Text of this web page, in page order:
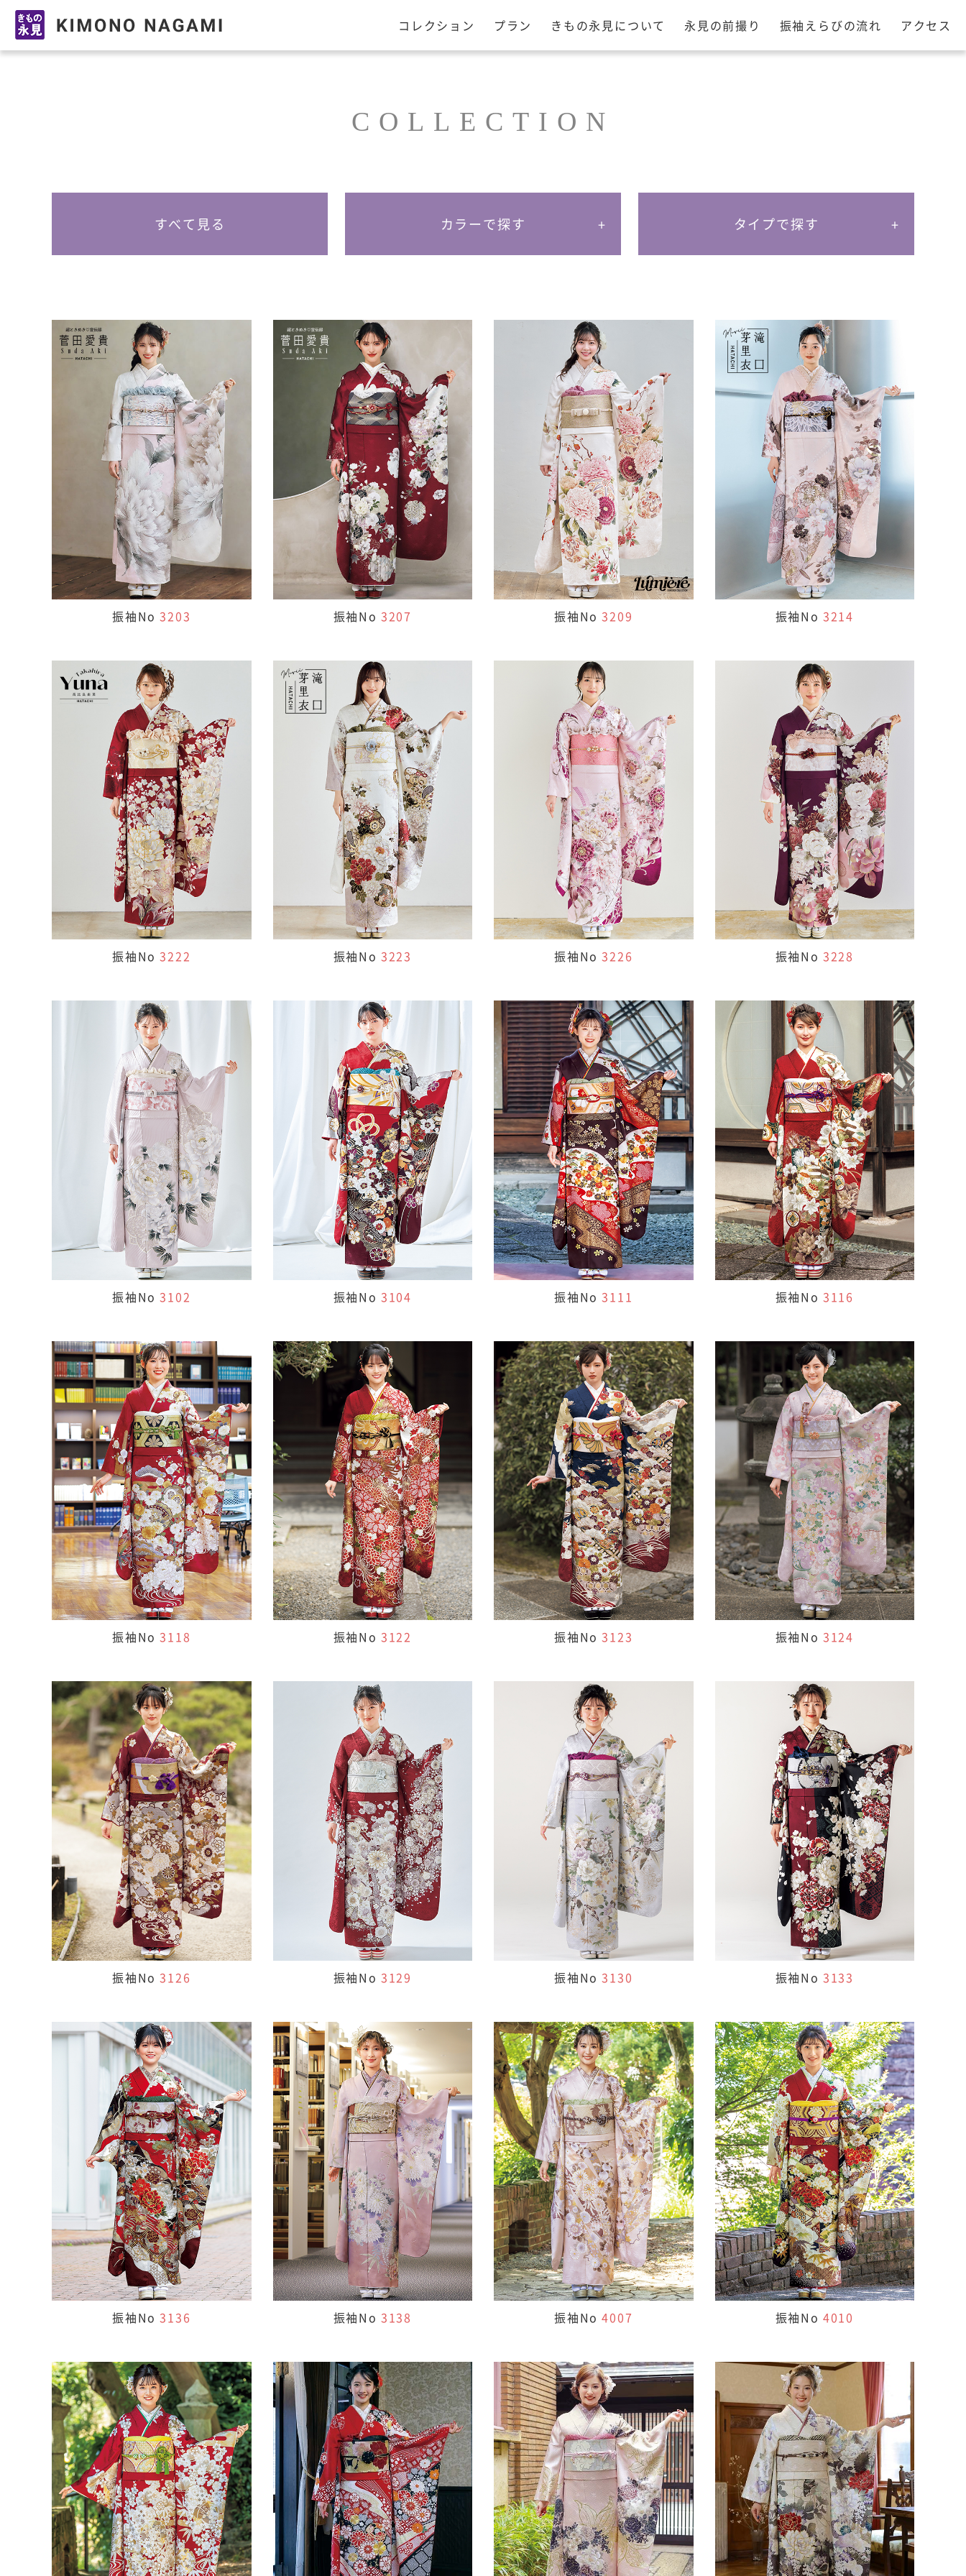
鳥取県米子市の振袖レンタル・振袖販売ならきもの永見
コレクション プラン きもの永見について 永見の前撮り 振袖えらびの流れ アクセス
COLLECTION
すべて見る カラーで探す タイプで探す
振袖No 3203 振袖No 3207 振袖No 3209 振袖No 3214
振袖No 3222 振袖No 3223 振袖No 3226 振袖No 3228
振袖No 3102 振袖No 3104 振袖No 3111 振袖No 3116
振袖No 3118 振袖No 3122 振袖No 3123 振袖No 3124
振袖No 3126 振袖No 3129 振袖No 3130 振袖No 3133
振袖No 3136 振袖No 3138 振袖No 4007 振袖No 4010